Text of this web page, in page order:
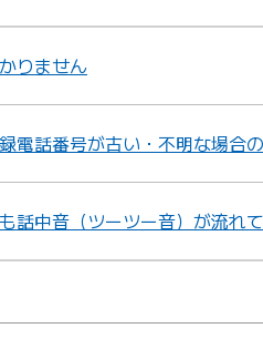
りません
電話番号が古い・不明な場合の
話中音（ツーツー音）が流れ